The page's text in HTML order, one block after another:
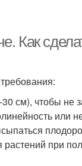
Как
см), чтобы не
или
при